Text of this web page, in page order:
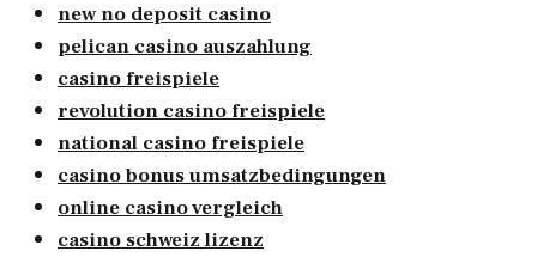
new no deposit casino
pelican casino auszahlung
casino freispiele
revolution casino freispiele
national casino freispiele
casino bonus umsatzbedingungen
online casino vergleich
casino schweiz lizenz